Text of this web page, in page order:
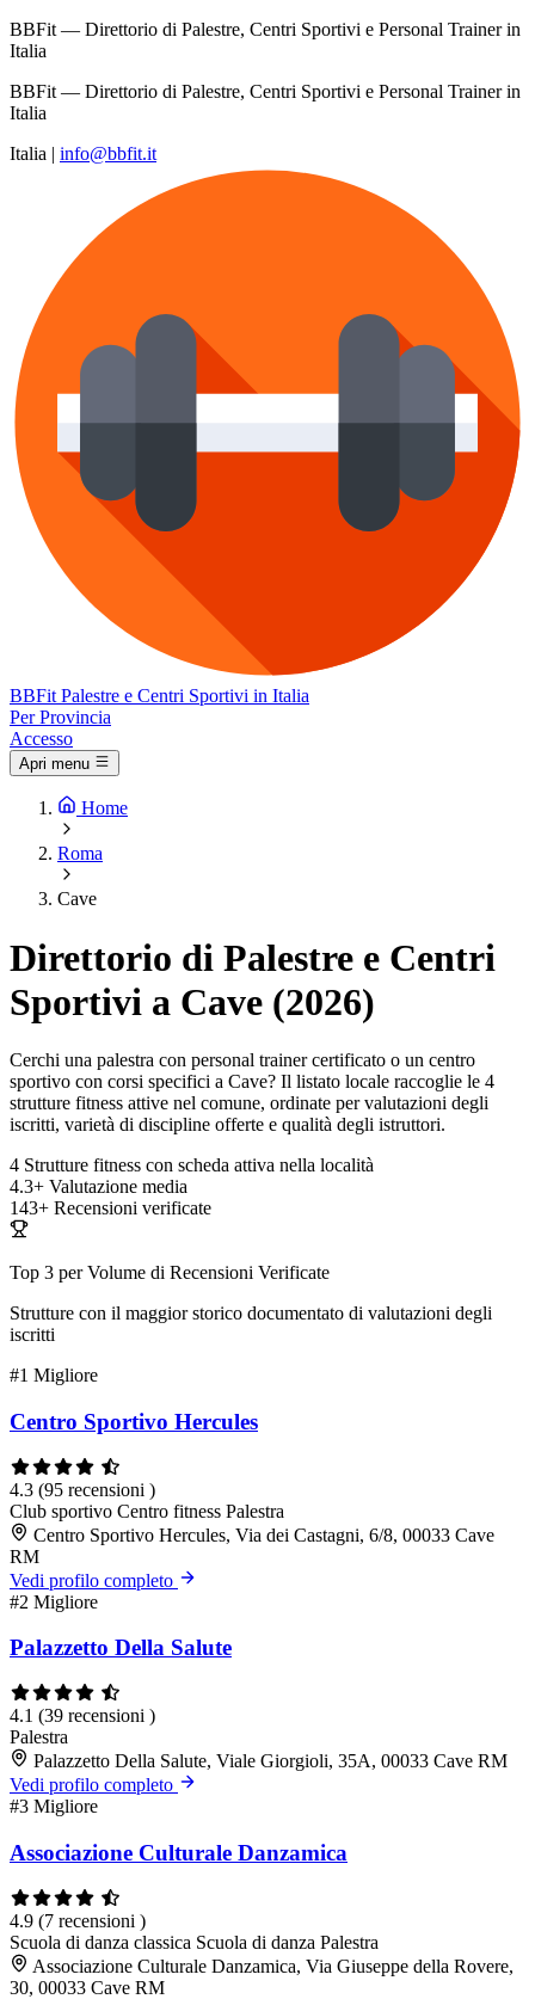
BBFit — Direttorio di Palestre, Centri Sportivi e Personal Trainer in
Italia
BBFit — Direttorio di Palestre, Centri Sportivi e Personal Trainer in
Italia
Italia | info@bbfit.it
BBFit Palestre e Centri Sportivi in Italia
Per Provincia
Accesso
Apri menu
Home
Roma
Cave
Direttorio di Palestre e Centri
Sportivi a Cave (2026)
Cerchi una palestra con personal trainer certificato o un centro
sportivo con corsi specifici a Cave? Il listato locale raccoglie le 4
strutture fitness attive nel comune, ordinate per valutazioni degli
iscritti, varietà di discipline offerte e qualità degli istruttori.
4 Strutture fitness con scheda attiva nella località
4.3+ Valutazione media
143+ Recensioni verificate
Top 3 per Volume di Recensioni Verificate
Strutture con il maggior storico documentato di valutazioni degli
iscritti
#1 Migliore
Centro Sportivo Hercules
4.3 (95 recensioni )
Club sportivo Centro fitness Palestra
Centro Sportivo Hercules, Via dei Castagni, 6/8, 00033 Cave
RM
Vedi profilo completo
#2 Migliore
Palazzetto Della Salute
4.1 (39 recensioni )
Palestra
Palazzetto Della Salute, Viale Giorgioli, 35A, 00033 Cave RM
Vedi profilo completo
#3 Migliore
Associazione Culturale Danzamica
4.9 (7 recensioni )
Scuola di danza classica Scuola di danza Palestra
Associazione Culturale Danzamica, Via Giuseppe della Rovere,
30, 00033 Cave RM